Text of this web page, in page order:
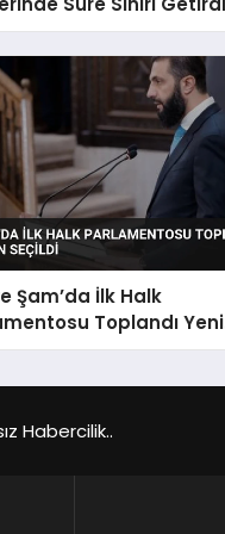
Şam’da İlk Halk
Toplandı Yeni
Seçildi
Habercilik..